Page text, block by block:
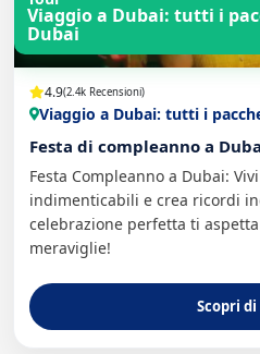
Viaggio a Dubai: tutti i
Dubai
4.9(2.4k Recensioni)
Viaggio a Dubai: tutti i
Festa di compleanno a
Festa Compleanno a Dubai:
indimenticabili e crea ricordi
celebrazione perfetta ti
meraviglie!
Scopri